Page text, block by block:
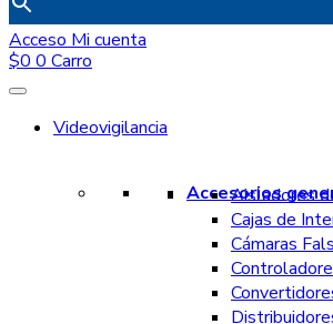
Acceso Mi cuenta
$0 0 Carro
Videovigilancia
Accesorios
Aisladores
Cajas de
Cámaras